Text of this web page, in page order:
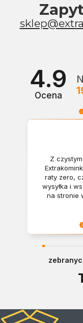
4.9
Ocena
Z
raty zero,
wysyłka i
na stronie
cenach.